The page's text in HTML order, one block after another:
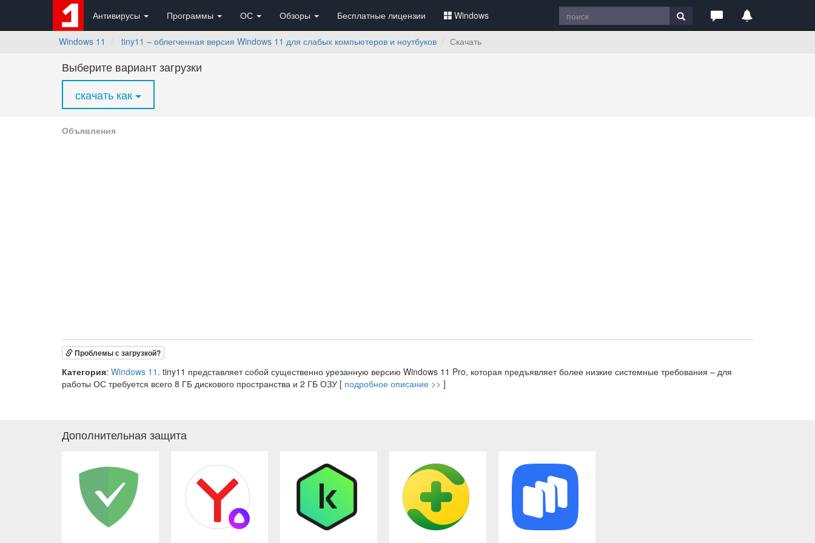
Антивирусы Программы ОС Обзоры Бесплатные лицензии Windows
Windows 11 tiny11 – облегченная версия Windows 11 для слабых компьютеров и ноутбуков Скачать
Выберите вариант загрузки
скачать как
Объявления
Проблемы с загрузкой?
Категория: Windows 11 . tiny11 представляет собой существенно урезанную версию Windows 11 Pro, которая предъявляет более низкие системные требования – для
работы ОС требуется всего 8 ГБ дискового пространства и 2 ГБ ОЗУ [ подробное описание >> ]
Дополнительная защита